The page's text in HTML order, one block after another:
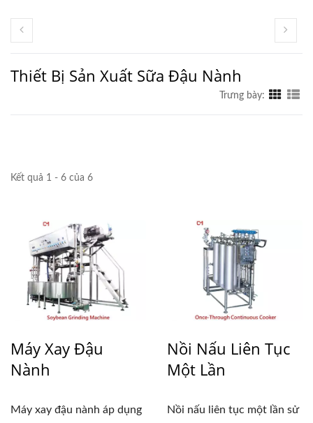
Thiết Bị Sản Xuất Sữa Đậu Nành
Trưng bày:
Kết quả 1 - 6 của 6
Máy Xay Đậu
Nành
Máy xay đậu nành áp dụng
Nồi Nấu Liên Tục
Một Lần
Nồi nấu liên tục một lần sử